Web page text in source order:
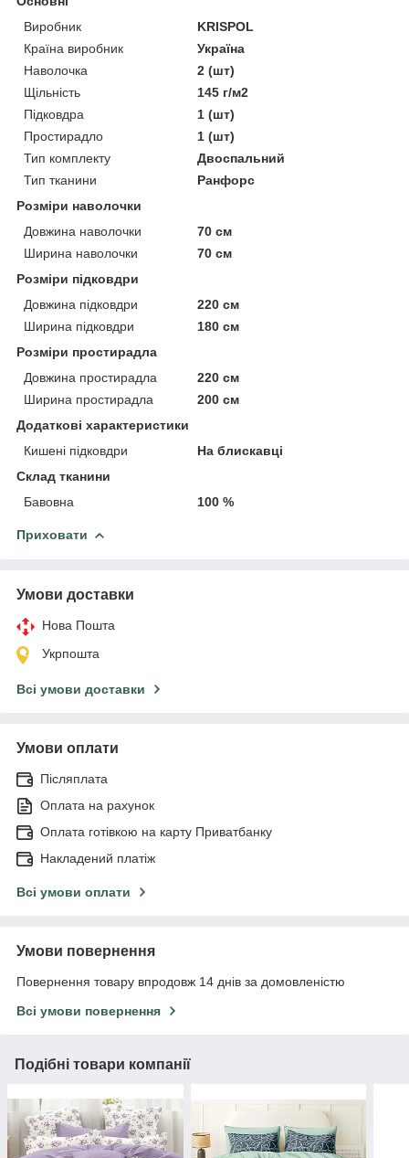
Виробник
KRISPOL
Країна виробник
Україна
Наволочка
2 (шт)
Щільність
145 г/м2
Підковдра
1 (шт)
Простирадло
1 (шт)
Тип комплекту
Двоспальний
Тип тканини
Ранфорс
Розміри наволочки
Довжина наволочки
70 см
Ширина наволочки
70 см
Розміри підковдри
Довжина підковдри
220 см
Ширина підковдри
180 см
Розміри простирадла
Довжина простирадла
220 см
Ширина простирадла
200 см
Додаткові характеристики
Кишені підковдри
На блискавці
Склад тканини
Бавовна
100 %
Приховати
Умови доставки
Нова Пошта
Укрпошта
Всі умови доставки
Умови оплати
Післяплата
Оплата на рахунок
Оплата готівкою на карту Приватбанку
Накладений платіж
Всі умови оплати
Умови повернення
Повернення товару впродовж 14 днів за домовленістю
Всі умови повернення
Подібні товари компанії